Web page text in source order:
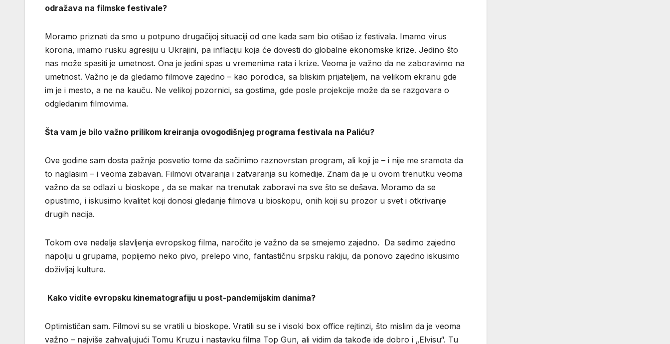
odražava na filmske festivale?
Moramo priznati da smo u potpuno drugačijoj situaciji od one kada sam bio otišao iz festivala. Imamo virus
korona, imamo rusku agresiju u Ukrajini, pa inflaciju koja će dovesti do globalne ekonomske krize. Jedino što
nas može spasiti je umetnost. Ona je jedini spas u vremenima rata i krize. Veoma je važno da ne zaboravimo na
umetnost. Važno je da gledamo filmove zajedno – kao porodica, sa bliskim prijateljem, na velikom ekranu gde
im je i mesto, a ne na kauču. Ne velikoj pozornici, sa gostima, gde posle projekcije može da se razgovara o
odgledanim filmovima.
Šta vam je bilo važno prilikom kreiranja ovogodišnjeg programa festivala na Paliću?
Ove godine sam dosta pažnje posvetio tome da sačinimo raznovrstan program, ali koji je – i nije me sramota da
to naglasim – i veoma zabavan. Filmovi otvaranja i zatvaranja su komedije. Znam da je u ovom trenutku veoma
važno da se odlazi u bioskope , da se makar na trenutak zaboravi na sve što se dešava. Moramo da se
opustimo, i iskusimo kvalitet koji donosi gledanje filmova u bioskopu, onih koji su prozor u svet i otkrivanje
drugih nacija.
Tokom ove nedelje slavljenja evropskog filma, naročito je važno da se smejemo zajedno. Da sedimo zajedno
napolju u grupama, popijemo neko pivo, prelepo vino, fantastičnu srpsku rakiju, da ponovo zajedno iskusimo
doživljaj kulture.
Kako vidite evropsku kinematografiju u post-pandemijskim danima?
Optimističan sam. Filmovi su se vratili u bioskope. Vratili su se i visoki box office rejtinzi, što mislim da je veoma
važno – najviše zahvaljujući Tomu Kruzu i nastavku filma Top Gun, ali vidim da takođe ide dobro i „Elvisu“. Tu